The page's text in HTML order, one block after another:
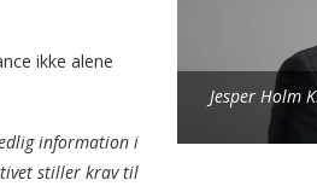
Jesper Holm
ikke alene
information i
stiller krav til